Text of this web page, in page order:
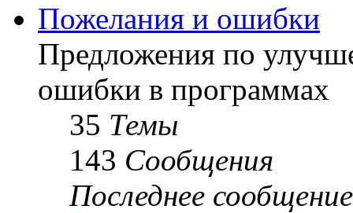
Пожелания и ошибки
Предложения по
ошибки в программах
35 Темы
143 Сообщения
Последнее сообщение